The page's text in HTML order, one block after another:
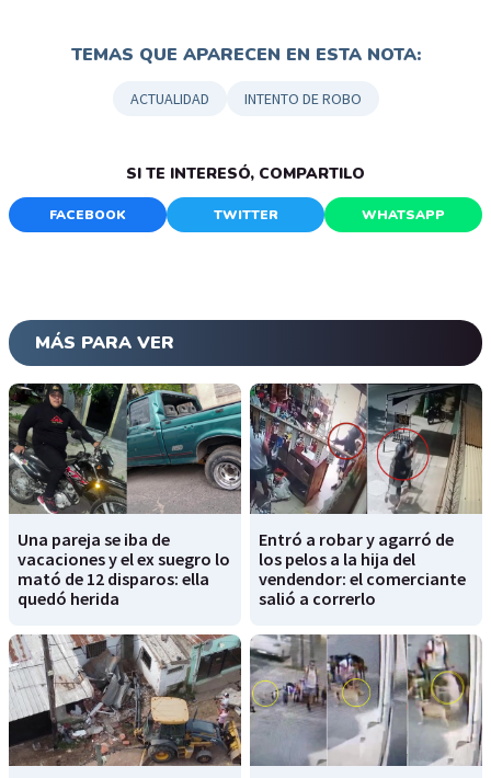
TEMAS QUE APARECEN EN ESTA NOTA:
ACTUALIDAD INTENTO DE ROBO
SI TE INTERESÓ, COMPARTILO
FACEBOOK TWITTER WHATSAPP
MÁS PARA VER
Una pareja se iba de
vacaciones y el ex suegro lo
mató de 12 disparos: ella
quedó herida
Entró a robar y agarró de
los pelos a la hija del
vendendor: el comerciante
salió a correrlo